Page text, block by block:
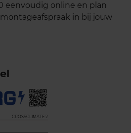
eenvoudig online en plan
in bij jouw
CROSSCLIMATE 2